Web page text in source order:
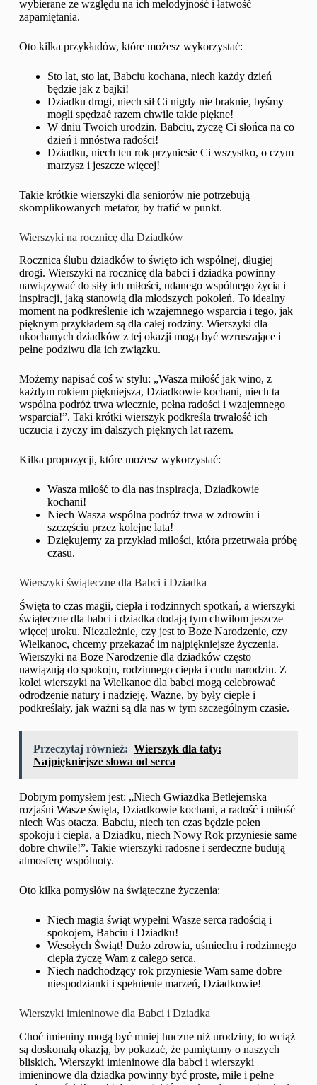
wybierane ze względu na ich melodyjność i łatwość
zapamiętania.
Oto kilka przykładów, które możesz wykorzystać:
Sto lat, sto lat, Babciu kochana, niech każdy dzień
będzie jak z bajki!
Dziadku drogi, niech sił Ci nigdy nie braknie, byśmy
mogli spędzać razem chwile takie piękne!
W dniu Twoich urodzin, Babciu, życzę Ci słońca na co
dzień i mnóstwa radości!
Dziadku, niech ten rok przyniesie Ci wszystko, o czym
marzysz i jeszcze więcej!
Takie krótkie wierszyki dla seniorów nie potrzebują
skomplikowanych metafor, by trafić w punkt.
Wierszyki na rocznicę dla Dziadków
Rocznica ślubu dziadków to święto ich wspólnej, długiej
drogi. Wierszyki na rocznicę dla babci i dziadka powinny
nawiązywać do siły ich miłości, udanego wspólnego życia i
inspiracji, jaką stanowią dla młodszych pokoleń. To idealny
moment na podkreślenie ich wzajemnego wsparcia i tego, jak
pięknym przykładem są dla całej rodziny. Wierszyki dla
ukochanych dziadków z tej okazji mogą być wzruszające i
pełne podziwu dla ich związku.
Możemy napisać coś w stylu: „Wasza miłość jak wino, z
każdym rokiem piękniejsza, Dziadkowie kochani, niech ta
wspólna podróż trwa wiecznie, pełna radości i wzajemnego
wsparcia!”. Taki krótki wierszyk podkreśla trwałość ich
uczucia i życzy im dalszych pięknych lat razem.
Kilka propozycji, które możesz wykorzystać:
Wasza miłość to dla nas inspiracja, Dziadkowie
kochani!
Niech Wasza wspólna podróż trwa w zdrowiu i
szczęściu przez kolejne lata!
Dziękujemy za przykład miłości, która przetrwała próbę
czasu.
Wierszyki świąteczne dla Babci i Dziadka
Święta to czas magii, ciepła i rodzinnych spotkań, a wierszyki
świąteczne dla babci i dziadka dodają tym chwilom jeszcze
więcej uroku. Niezależnie, czy jest to Boże Narodzenie, czy
Wielkanoc, chcemy przekazać im najpiękniejsze życzenia.
Wierszyki na Boże Narodzenie dla dziadków często
nawiązują do spokoju, rodzinnego ciepła i cudu narodzin. Z
kolei wierszyki na Wielkanoc dla babci mogą celebrować
odrodzenie natury i nadzieję. Ważne, by były ciepłe i
podkreślały, jak ważni są dla nas w tym szczególnym czasie.
Przeczytaj również: Wierszyk dla taty:
Najpiękniejsze słowa od serca
Dobrym pomysłem jest: „Niech Gwiazdka Betlejemska
rozjaśni Wasze święta, Dziadkowie kochani, a radość i miłość
niech Was otacza. Babciu, niech ten czas będzie pełen
spokoju i ciepła, a Dziadku, niech Nowy Rok przyniesie same
dobre chwile!”. Takie wierszyki radosne i serdeczne budują
atmosferę wspólnoty.
Oto kilka pomysłów na świąteczne życzenia:
Niech magia świąt wypełni Wasze serca radością i
spokojem, Babciu i Dziadku!
Wesołych Świąt! Dużo zdrowia, uśmiechu i rodzinnego
ciepła życzę Wam z całego serca.
Niech nadchodzący rok przyniesie Wam same dobre
niespodzianki i spełnienie marzeń, Dziadkowie!
Wierszyki imieninowe dla Babci i Dziadka
Choć imieniny mogą być mniej huczne niż urodziny, to wciąż
są doskonałą okazją, by pokazać, że pamiętamy o naszych
bliskich. Wierszyki imieninowe dla babci i wierszyki
imieninowe dla dziadka powinny być proste, miłe i pełne